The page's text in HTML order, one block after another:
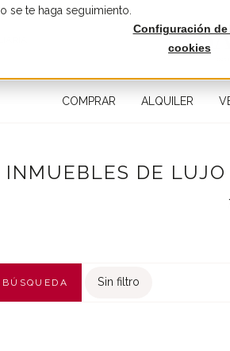
se te haga seguimiento.
Configuración de
cookies
COMPRAR ALQUILER
INMUEBLES DE
Sin filtro